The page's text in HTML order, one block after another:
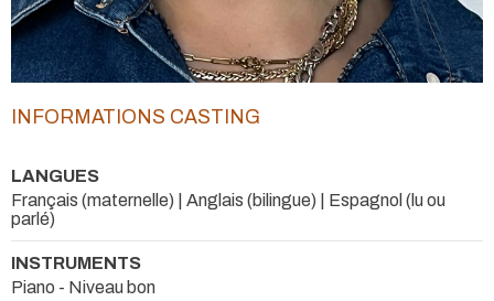
INFORMATIONS CASTING
LANGUES
Français (maternelle) | Anglais (bilingue) | Espagnol (lu ou
parlé)
INSTRUMENTS
Piano - Niveau bon